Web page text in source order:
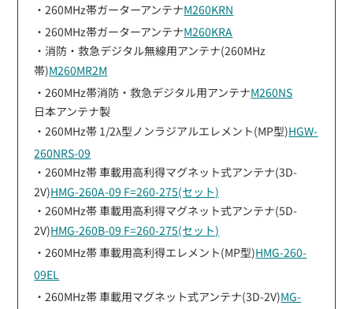
・260MHz帯ガーターアンテナM260KRN
・260MHz帯ガーターアンテナM260KRA
・消防・救急デジタル無線用アンテナ(260MHz
帯)M260MR2M
・260MHz帯消防・救急デジタル用アンテナM260NS
日本アンテナ製
・260MHz帯 1/2λ型ノンラジアルエレメント(MP型)HGW-
260NRS-09
・260MHz帯 車載用高利得マグネット式アンテナ(3D-
2V)HMG-260A-09 F=260-275(セット)
・260MHz帯 車載用高利得マグネット式アンテナ(5D-
2V)HMG-260B-09 F=260-275(セット)
・260MHz帯 車載用高利得エレメント(MP型)HMG-260-
09EL
・260MHz帯 車載用マグネット式アンテナ(3D-2V)MG-